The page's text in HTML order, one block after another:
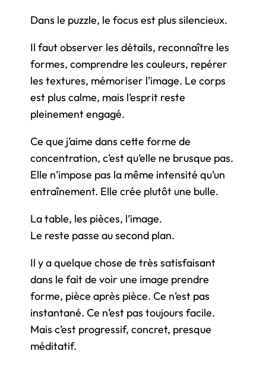
Dans le puzzle, le focus est plus silencieux.
Il faut observer les détails, reconnaître les
formes, comprendre les couleurs, repérer
les textures, mémoriser l’image. Le corps
est plus calme, mais l’esprit reste
pleinement engagé.
Ce que j’aime dans cette forme de
concentration, c’est qu’elle ne brusque pas.
Elle n’impose pas la même intensité qu’un
entraînement. Elle crée plutôt une bulle.
La table, les pièces, l’image.
Le reste passe au second plan.
Il y a quelque chose de très satisfaisant
dans le fait de voir une image prendre
forme, pièce après pièce. Ce n’est pas
instantané. Ce n’est pas toujours facile.
Mais c’est progressif, concret, presque
méditatif.